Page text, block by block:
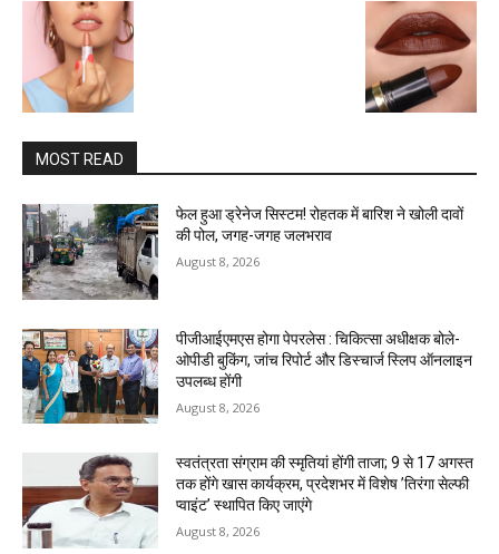
MOST READ
फेल हुआ ड्रेनेज सिस्टम! रोहतक में बारिश ने खोली दावों
की पोल, जगह-जगह जलभराव
August 8, 2026
पीजीआईएमएस होगा पेपरलेस : चिकित्सा अधीक्षक बोले-
ओपीडी बुकिंग, जांच रिपोर्ट और डिस्चार्ज स्लिप ऑनलाइन
उपलब्ध होंगी
August 8, 2026
स्वतंत्रता संग्राम की स्मृतियां होंगी ताजा; 9 से 17 अगस्त
तक होंगे खास कार्यक्रम, प्रदेशभर में विशेष ’तिरंगा सेल्फी
प्वाइंट’ स्थापित किए जाएंगे
August 8, 2026